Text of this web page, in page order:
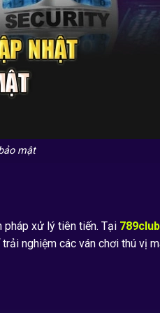
mật
xử lý tiên tiến. Tại 789club
nghiệm các ván chơi thú vị